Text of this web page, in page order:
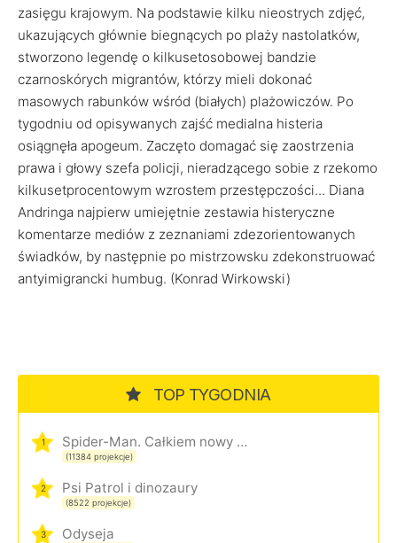
zasięgu krajowym. Na podstawie kilku nieostrych zdjęć,
ukazujących głównie biegnących po plaży nastolatków,
stworzono legendę o kilkusetosobowej bandzie
czarnoskórych migrantów, którzy mieli dokonać
masowych rabunków wśród (białych) plażowiczów. Po
tygodniu od opisywanych zajść medialna histeria
osiągnęła apogeum. Zaczęto domagać się zaostrzenia
prawa i głowy szefa policji, nieradzącego sobie z rzekomo
kilkusetprocentowym wzrostem przestępczości... Diana
Andringa najpierw umiejętnie zestawia histeryczne
komentarze mediów z zeznaniami zdezorientowanych
świadków, by następnie po mistrzowsku zdekonstruować
antyimigrancki humbug. (Konrad Wirkowski)
TOP TYGODNIA
1 Spider-Man. Całkiem nowy dzień
(11384 projekcje)
2 Psi Patrol i dinozaury
(8522 projekcje)
3 Odyseja